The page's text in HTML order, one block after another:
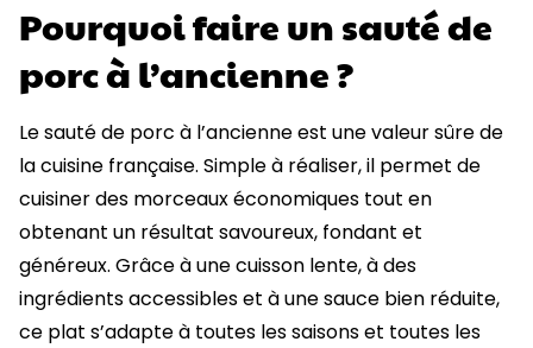
Pourquoi faire un sauté de
porc à l’ancienne ?
Le sauté de porc à l’ancienne est une valeur sûre de
la cuisine française. Simple à réaliser, il permet de
cuisiner des morceaux économiques tout en
obtenant un résultat savoureux, fondant et
généreux. Grâce à une cuisson lente, à des
ingrédients accessibles et à une sauce bien réduite,
ce plat s’adapte à toutes les saisons et toutes les